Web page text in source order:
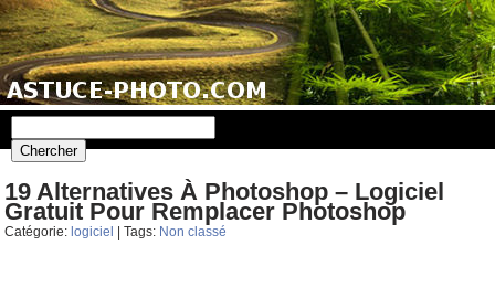
19 Alternatives À Photoshop – Logiciel
Gratuit Pour Remplacer Photoshop
Catégorie: logiciel | Tags: Non classé